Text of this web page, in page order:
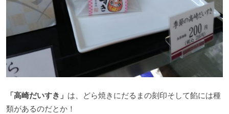
「高崎だいすき」 は、どら焼きにだるまの刻印そして餡には種
類があるのだとか！